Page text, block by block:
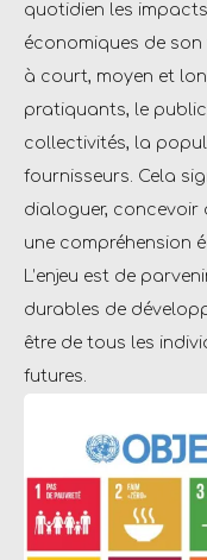
quotidien les
économiques de
à court, moyen et
pratiquants, le
collectivités, la
fournisseurs. Cela
dialoguer, concevoir
une compréhension
L’enjeu est de
durables de
être de tous les
futures.